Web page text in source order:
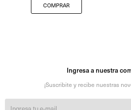
Ingresa a nuestra
¡Suscribite y recibe nuestras